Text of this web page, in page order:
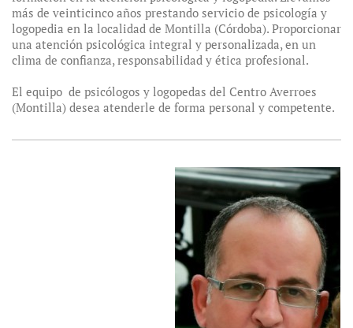
más de veinticinco años prestando servicio de psicología y
logopedia en la localidad de Montilla (Córdoba). Proporcionar
una atención psicológica integral y personalizada, en un
clima de confianza, responsabilidad y ética profesional.
El equipo de psicólogos y logopedas del Centro Averroes
(Montilla) desea atenderle de forma personal y competente.